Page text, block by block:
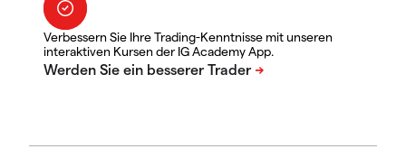
Verbessern Sie Ihre Trading-Kenntnisse mit unseren
interaktiven Kursen der IG Academy App.